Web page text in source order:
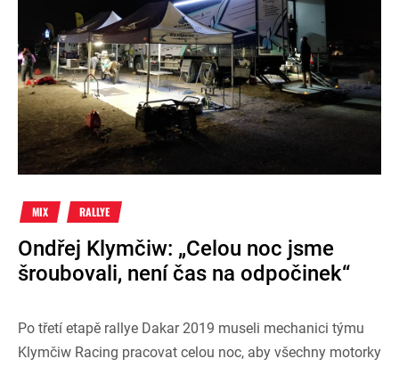
MIX RALLYE
Ondřej Klymčiw: „Celou noc jsme
šroubovali, není čas na odpočinek“
Po třetí etapě rallye Dakar 2019 museli mechanici týmu
Klymčiw Racing pracovat celou noc, aby všechny motorky